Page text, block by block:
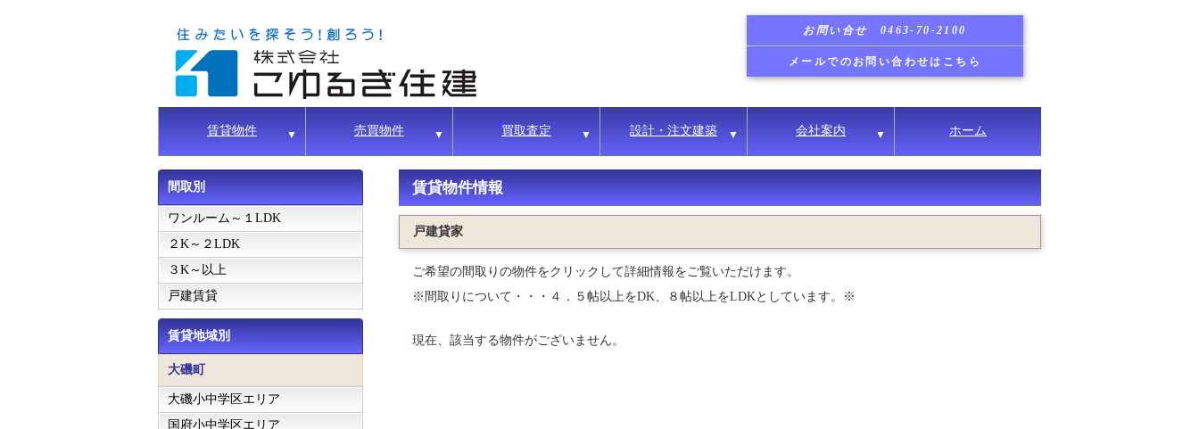
お問い合せ 0463-70-2100
メールでのお問い合わせはこちら
賃貸物件 ▼ 売買物件 ▼ 買取査定 ▼ 設計・注文建築 ▼ 会社案内 ▼ ホーム
賃貸物件情報
戸建貸家
ご希望の間取りの物件をクリックして詳細情報をご覧いただけます。
※間取りについて・・・４．５帖以上をDK、８帖以上をLDKとしています。※
現在、該当する物件がございません。
間取別
ワンルーム～１LDK
２K～２LDK
３K～以上
戸建賃貸
賃貸地域別
大磯町
大磯小中学区エリア
国府小中学区エリア